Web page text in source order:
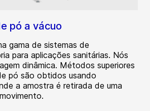
pó a vácuo
gama de sistemas de
para aplicações sanitárias. Nós
dinâmica. Métodos superiores
pó são obtidos usando
a amostra é retirada de uma